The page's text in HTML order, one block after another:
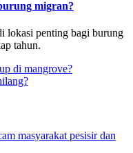
migran?
lokasi penting bagi burung
tahun.
di mangrove?